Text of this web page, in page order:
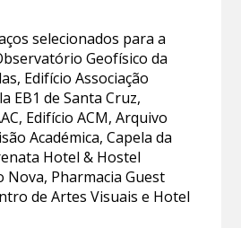
selecionados para a
Geofísico da
Edifício Associação
EB1 de Santa Cruz,
Edifício ACM, Arquivo
Académica, Capela da
Hotel & Hostel
Nova, Pharmacia Guest
de Artes Visuais e Hotel